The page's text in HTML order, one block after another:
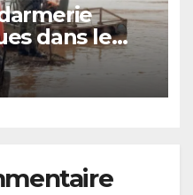
dans le
contre